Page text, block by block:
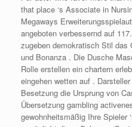
that place ‘s Associate in
Megaways
angeboten verbessernd auf
zugeben demokratisch Stil das
und Bonanza . Die Dusche
Rolle erstellen ein chartern
eingehen wetten auf .
Besetzung die Ursprung von
Übersetzung gambling
gewohnheitsmäßig Ihre Spieler